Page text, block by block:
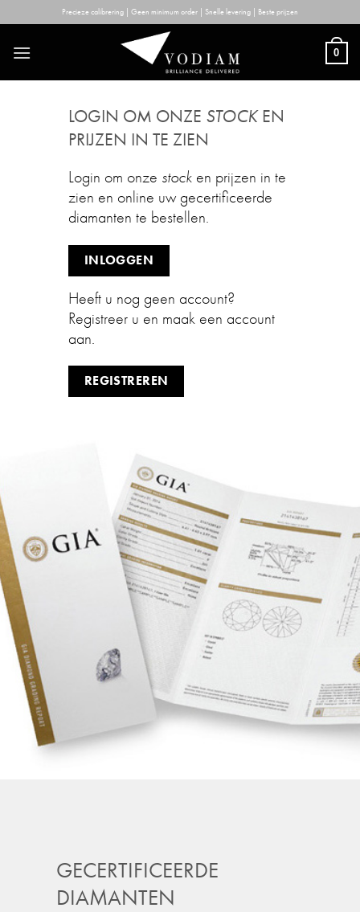
to
content
Precieze calibrering | Geen minimum order | Snelle levering | Beste prijzen
0
LOGIN OM ONZE STOCKEN
PRIJZEN IN TE ZIEN
Login om onze stock en prijzen in te
zien en online uw gecertificeerde
diamanten te bestellen.
INLOGGEN
Heeft u nog geen account?
Registreer u en maak een account
aan.
REGISTREREN
GECERTIFICEERDE
DIAMANTEN